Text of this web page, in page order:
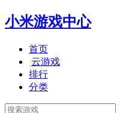
小米游戏中心
首页
云游戏
排行
分类